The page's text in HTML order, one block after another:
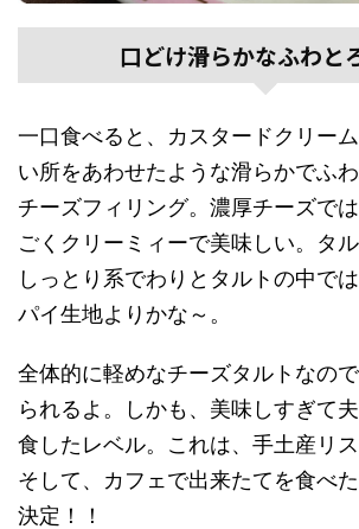
口どけ滑らかなふわと
一口食べると、カスタードクリー
い所をあわせたような滑らかでふ
チーズフィリング。濃厚チーズで
ごくクリーミィーで美味しい。タ
しっとり系でわりとタルトの中で
パイ生地よりかな～。
全体的に軽めなチーズタルトなの
られるよ。しかも、美味しすぎて
食したレベル。これは、手土産リス
そして、カフェで出来たてを食べ
決定！！